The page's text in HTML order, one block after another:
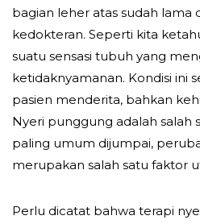
bagian leher atas sudah lama
kedokteran. Seperti kita
suatu sensasi tubuh yang
ketidaknyamanan. Kondisi ini
pasien menderita, bahkan
Nyeri punggung adalah salah
paling umum dijumpai,
merupakan salah satu faktor
Perlu dicatat bahwa terapi